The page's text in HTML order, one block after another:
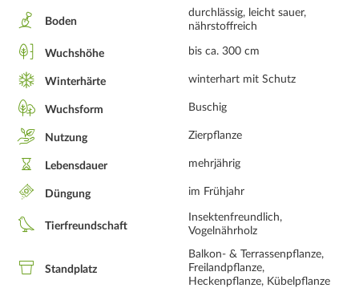
Boden
durchlässig, leicht sauer,
nährstoffreich
Wuchshöhe bis ca. 300 cm
Winterhärte winterhart mit Schutz
Wuchsform Buschig
Nutzung Zierpflanze
Lebensdauer mehrjährig
Düngung im Frühjahr
Tierfreundschaft
Insektenfreundlich,
Vogelnährholz
Standplatz
Balkon- & Terrassenpflanze,
Freilandpflanze,
Heckenpflanze, Kübelpflanze